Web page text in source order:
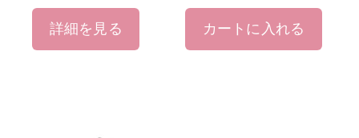
詳細を見る カートに入れる